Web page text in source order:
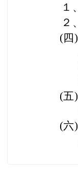
１、
２、
(四)
(五)
(六)